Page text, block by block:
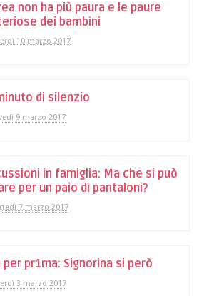
non ha più paura e le paure
dei bambini
10 marzo 2017
di silenzio
9 marzo 2017
in famiglia: Ma che si può
per un paio di pantaloni?
7 marzo 2017
per pr1ma: Signorina si però
3 marzo 2017